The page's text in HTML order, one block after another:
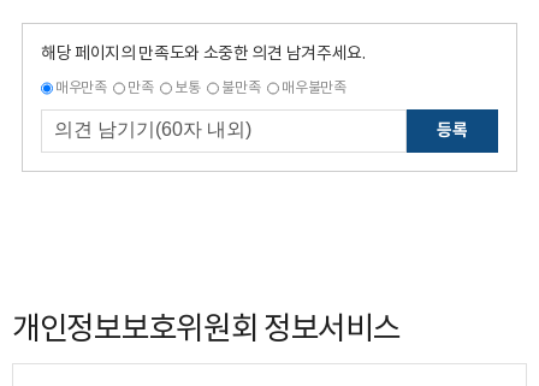
해당 페이지의 만족도와 소중한 의견 남겨주세요.
매우만족 만족 보통 불만족 매우불만족
등록
개인정보보호위원회 정보서비스